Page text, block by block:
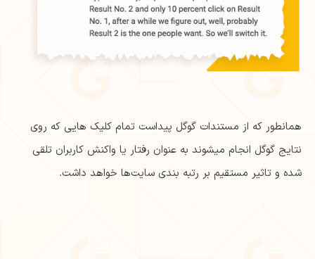
همانطور که از مستندات گوگل پیداست تمام کلیک هایی که روی
نتایج گوگل انجام میشوند به عنوان رفتار یا واکنش کاربران تلقی
شده و تاثیر مستقیم بر رتبه بندی سایت‌ها خواهد داشت.